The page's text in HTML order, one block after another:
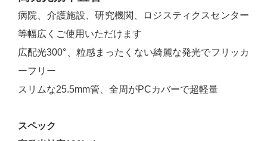
病院、介護施設、研究機関、ロジスティクスセンター
等幅広くご使用いただけます
広配光300°、粒感まったくない綺麗な発光でフリッカ
ーフリー
スリムな25.5mm管、全周がPCカバーで超軽量
スペック